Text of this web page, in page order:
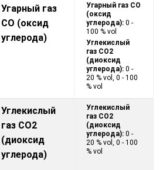
Угарный газ
CO (оксид
углерода)
Угарный газ CO
(оксид
углерода): 0 -
100 % vol
Углекислый
газ CO2
(диоксид
углерода): 0 -
20 % vol, 0 - 100
% vol
Углекислый
газ CO2
(диоксид
углерода)
Углекислый
газ CO2
(диоксид
углерода): 0 -
20 % vol, 0 - 100
% vol